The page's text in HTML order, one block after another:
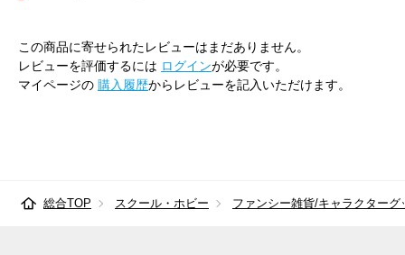
この商品に寄せられたレビューはまだありません。
レビューを評価するには ログインが必要です。
マイページの 購入履歴からレビューを記入いただけます。
総合TOP スクール・ホビー ファンシー雑貨/キャラクターグ